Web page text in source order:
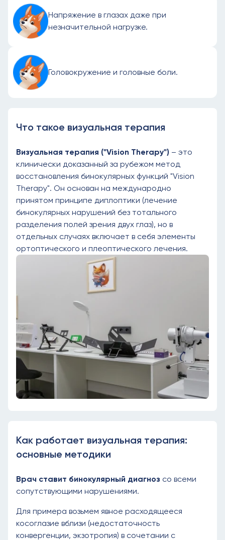
Напряжение в глазах даже при
незначительной нагрузке.
Головокружение и головные боли.
Что такое визуальная терапия
Визуальная терапия ("Vision Therapy") – это
клинически доказанный за рубежом метод
восстановления бинокулярных функций "Vision
Therapy". Он основан на международно
принятом принципе диплоптики (лечение
бинокулярных нарушений без тотального
разделения полей зрения двух глаз), но в
отдельных случаях включает в себя элементы
ортоптического и плеоптического лечения.
Как работает визуальная терапия:
основные методики
Врач ставит бинокулярный диагноз со всеми
сопутствующими нарушениями.
Для примера возьмем явное расходящееся
косоглазие вблизи (недостаточность
конвергенции, экзотропия) в сочетании с